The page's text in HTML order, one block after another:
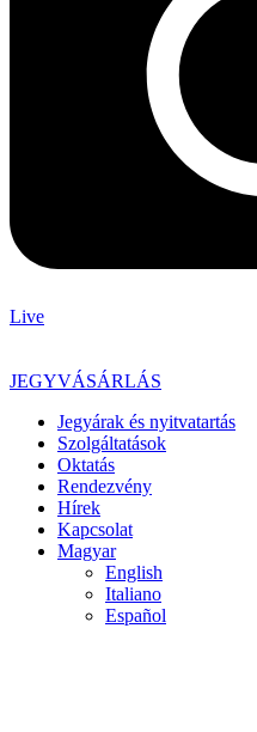
Live
JEGYVÁSÁRLÁS
Jegyárak és nyitvatartás
Szolgáltatások
Oktatás
Rendezvény
Hírek
Kapcsolat
Magyar
English
Italiano
Español